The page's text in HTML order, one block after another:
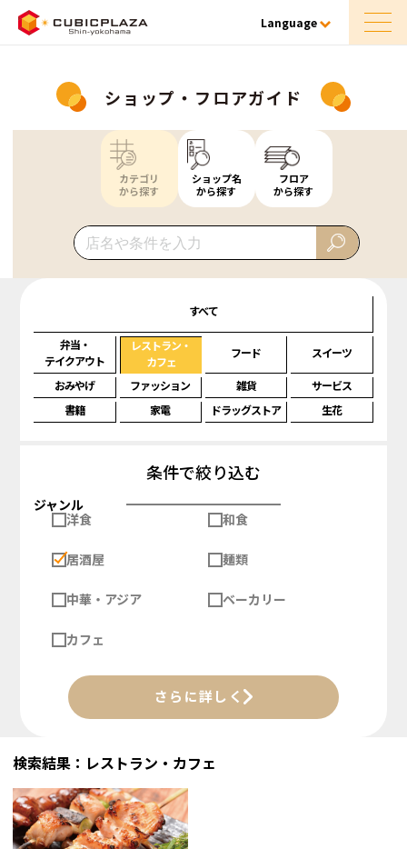
Language
ショップ・フロアガイド
カテゴリ
から探す
ショップ名
から探す
フロア
から探す
すべて
弁当・
テイクアウト
レストラン・
カフェ
フード スイーツ
おみやげ ファッション 雑貨
サービス
書籍
家電 ドラッグストア 生花
条件で絞り込む
ジャンル
洋食
和食
居酒屋 麺類
中華・アジア ベーカリー
カフェ
さらに詳しく
検索結果：レストラン・カフェ